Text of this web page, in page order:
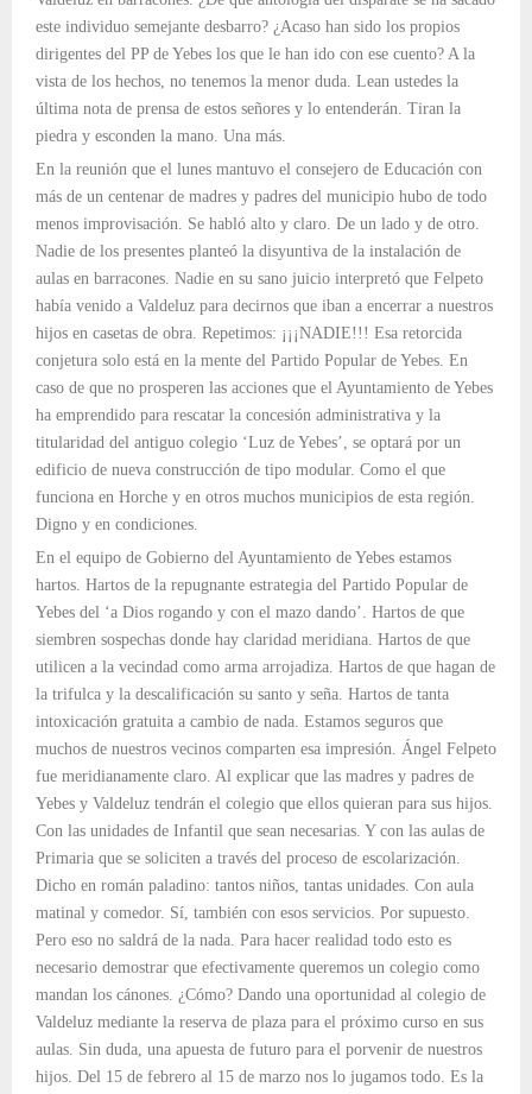
este individuo semejante desbarro? ¿Acaso han sido los propios
dirigentes del PP de Yebes los que le han ido con ese cuento? A la
vista de los hechos, no tenemos la menor duda. Lean ustedes la
última nota de prensa de estos señores y lo entenderán. Tiran la
piedra y esconden la mano. Una más.
En la reunión que el lunes mantuvo el consejero de Educación con
más de un centenar de madres y padres del municipio hubo de todo
menos improvisación. Se habló alto y claro. De un lado y de otro.
Nadie de los presentes planteó la disyuntiva de la instalación de
aulas en barracones. Nadie en su sano juicio interpretó que Felpeto
había venido a Valdeluz para decirnos que iban a encerrar a nuestros
hijos en casetas de obra. Repetimos: ¡¡¡NADIE!!! Esa retorcida
conjetura solo está en la mente del Partido Popular de Yebes. En
caso de que no prosperen las acciones que el Ayuntamiento de Yebes
ha emprendido para rescatar la concesión administrativa y la
titularidad del antiguo colegio ‘Luz de Yebes’, se optará por un
edificio de nueva construcción de tipo modular. Como el que
funciona en Horche y en otros muchos municipios de esta región.
Digno y en condiciones.
En el equipo de Gobierno del Ayuntamiento de Yebes estamos
hartos. Hartos de la repugnante estrategia del Partido Popular de
Yebes del ‘a Dios rogando y con el mazo dando’. Hartos de que
siembren sospechas donde hay claridad meridiana. Hartos de que
utilicen a la vecindad como arma arrojadiza. Hartos de que hagan de
la trifulca y la descalificación su santo y seña. Hartos de tanta
intoxicación gratuita a cambio de nada. Estamos seguros que
muchos de nuestros vecinos comparten esa impresión. Ángel Felpeto
fue meridianamente claro. Al explicar que las madres y padres de
Yebes y Valdeluz tendrán el colegio que ellos quieran para sus hijos.
Con las unidades de Infantil que sean necesarias. Y con las aulas de
Primaria que se soliciten a través del proceso de escolarización.
Dicho en román paladino: tantos niños, tantas unidades. Con aula
matinal y comedor. Sí, también con esos servicios. Por supuesto.
Pero eso no saldrá de la nada. Para hacer realidad todo esto es
necesario demostrar que efectivamente queremos un colegio como
mandan los cánones. ¿Cómo? Dando una oportunidad al colegio de
Valdeluz mediante la reserva de plaza para el próximo curso en sus
aulas. Sin duda, una apuesta de futuro para el porvenir de nuestros
hijos. Del 15 de febrero al 15 de marzo nos lo jugamos todo. Es la